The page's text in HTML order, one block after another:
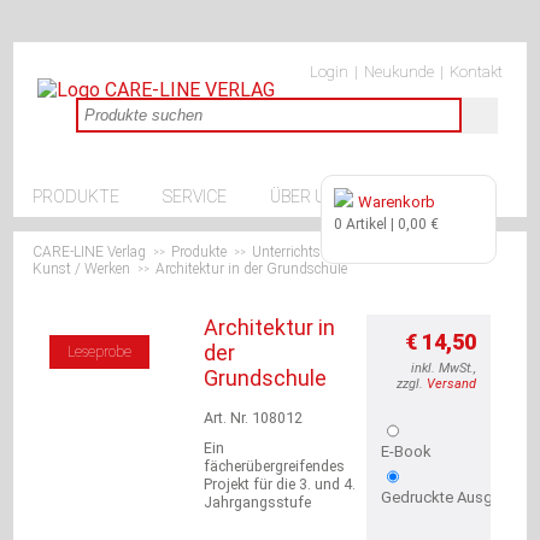
überspringen
Geschenke
Burgentüte
Kinder-
Jugendbücher
Kostenlos
Grundschule
Sekundarstufe
Lösungshefte
Unterrichtsmaterialien
Grundschule
Förderung
Deutsch
Fremdsprachen
Mathematik
Sachunterricht
Kunst
Login
Navigation
Neukunde Kontakt
Navigation
überspringen
PRODUKTE SERVICE ÜBER UNS Warenkorb
0 Artikel | 0,00 €
CARE-LINE Verlag
>> Produkte >> Unterrichtsmaterialien Grundschule
Kunst / Werken >> Architektur in der Grundschule
Leseprobe
Architektur in
der
Grundschule
Art. Nr. 108012
Ein
fächerübergreifendes
Projekt für die 3. und 4.
Jahrgangsstufe
€ 14,50
inkl. MwSt.,
zzgl. Versand
E-Book
Gedruckte Ausgabe